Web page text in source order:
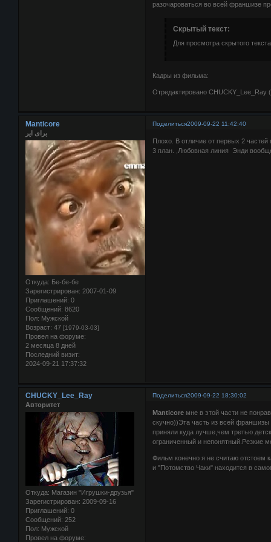
разочароваться во всей франшизе
Скрытый текст:
Для просмотра скрытого
Кадры из фильма:
Отредактировано CHUCKY_Lee_Ray
Поделиться2009-09-22 11:42:40
Manticore
برای ایر
Откуда: Бе-бе-бе
Зарегистрирован: 2007-01-09
Приглашений: 0
Сообщений: 8620
Пол: Мужской
Возраст: 47 [1979-03-03]
Провел на форуме:
2 месяца 8 дней
Последний визит:
2024-09-21 17:37:32
Плохо. В отличие от первых 2 частей
3 план. ,Любовная линия Энди
Поделиться2009-09-22 18:30:02
CHUCKY_Lee_Ray
Авторитет
Откуда: Магазин "Игрушки-друзья"
Зарегистрирован: 2009-09-16
Приглашений: 0
Сообщений: 252
Пол: Мужской
Провел на форуме:
Manticore мне в этой части не
скучно))Эта часть из всей франшизы
приняли куда лучше,чем третью
ограниченный и непонятный.Резкие
Фильм конечно я не считаю отстоем
и "Потомство Чаки" находится в